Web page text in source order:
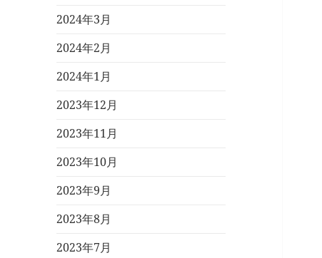
2024年3月
2024年2月
2024年1月
2023年12月
2023年11月
2023年10月
2023年9月
2023年8月
2023年7月